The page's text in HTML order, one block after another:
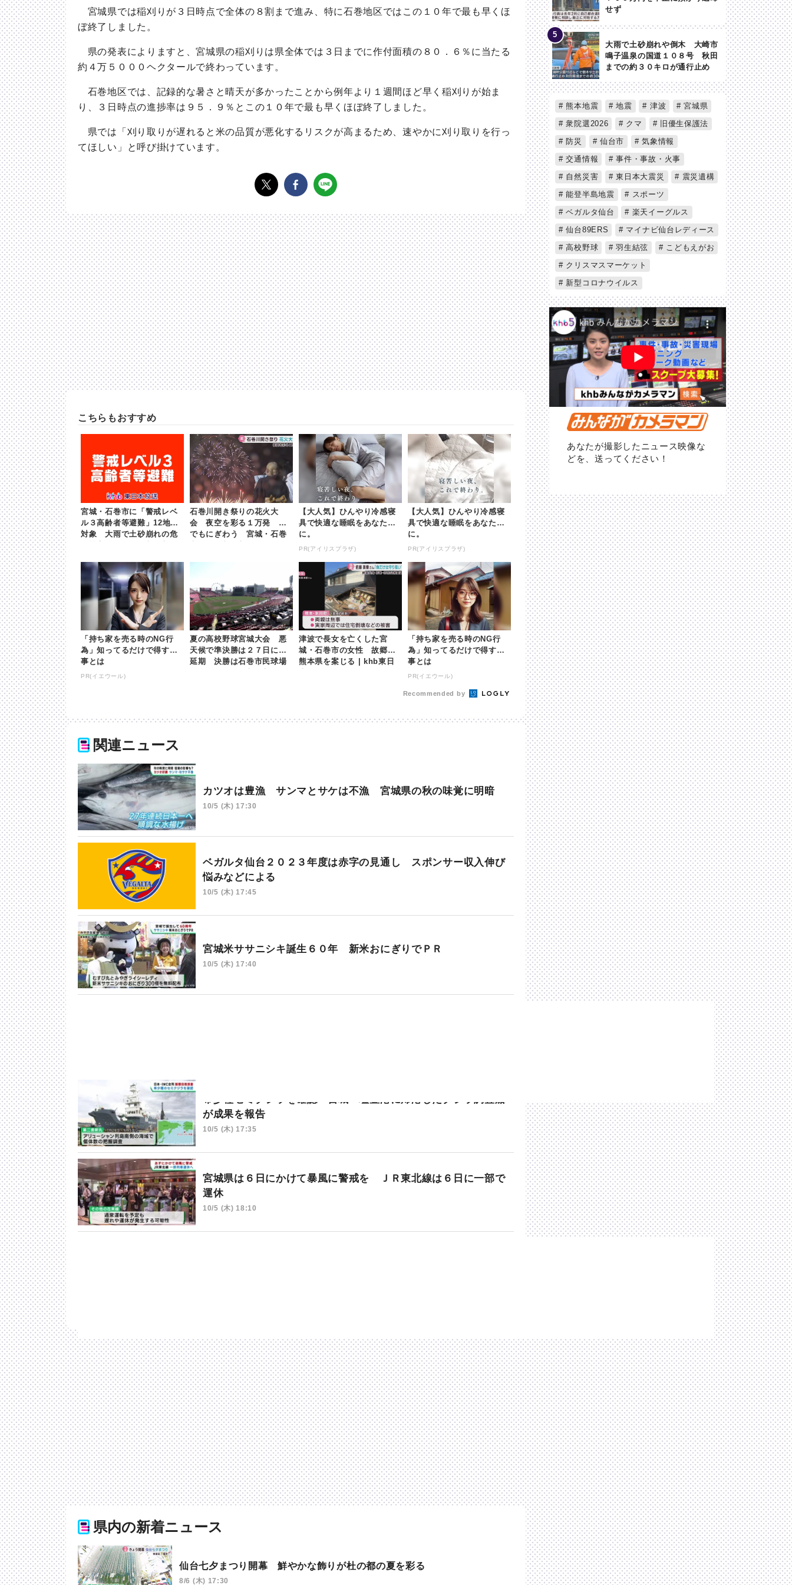
宮城県では稲刈りが３日時点で全体の８割まで進み、特に石巻地区ではこの１０年で最も早くほ
ぼ終了しました。
県の発表によりますと、宮城県の稲刈りは県全体では３日までに作付面積の８０．６％に当たる
約４万５０００ヘクタールで終わっています。
石巻地区では、記録的な暑さと晴天が多かったことから例年より１週間ほど早く稲刈りが始ま
り、３日時点の進捗率は９５．９％とこの１０年で最も早くほぼ終了しました。
県では「刈り取りが遅れると米の品質が悪化するリスクが高まるため、速やかに刈り取りを行っ
てほしい」と呼び掛けています。
こちらもおすすめ
宮城・石巻市に「警戒レベ
ル３高齢者等避難」12地区
対象 大雨で土砂崩れの危
石巻川開き祭りの花火大
会 夜空を彩る１万発 雨
でもにぎわう 宮城・石巻
【大人気】ひんやり冷感寝
具で快適な睡眠をあなた
に。
PR(アイリスプラザ)
【大人気】ひんやり冷感寝
具で快適な睡眠をあなた
に。
PR(アイリスプラザ)
「持ち家を売る時のNG行
為」知ってるだけで得する
事とは
PR(イエウール)
夏の高校野球宮城大会 悪
天候で準決勝は２７日に再
延期 決勝は石巻市民球場
津波で長女を亡くした宮
城・石巻市の女性 故郷の
熊本県を案じる | khb東日
「持ち家を売る時のNG行
為」知ってるだけで得する
事とは
PR(イエウール)
Recommended by
関連ニュース
カツオは豊漁 サンマとサケは不漁 宮城県の秋の味覚に明暗
10/5 (木) 17:30
ベガルタ仙台２０２３年度は赤字の見通し スポンサー収入伸び
悩みなどによる
10/5 (木) 17:45
宮城米ササニシキ誕生６０年 新米おにぎりでＰＲ
10/5 (木) 17:40
希少種セミクジラを確認 宮城・塩釜港に帰港したクジラ調査船
が成果を報告
10/5 (木) 17:35
宮城県は６日にかけて暴風に警戒を ＪＲ東北線は６日に一部で
運休
10/5 (木) 18:10
県内の新着ニュース
仙台七夕まつり開幕 鮮やかな飾りが杜の都の夏を彩る
8/6 (木) 17:30
せず
大雨で土砂崩れや倒木 大崎市
鳴子温泉の国道１０８号 秋田
までの約３０キロが通行止め
熊本地震 地震 津波
宮城県
衆院選2026
クマ
旧優生保護法
防災
仙台市
気象情報
交通情報
事件・事故・火事
自然災害
東日本大震災
震災遺構
能登半島地震
スポーツ
ベガルタ仙台
楽天イーグルス
仙台89ERS
マイナビ仙台レディース
高校野球
羽生結弦
こどもえがお
クリスマスマーケット
新型コロナウイルス
あなたが撮影したニュース映像な
どを、送ってください！